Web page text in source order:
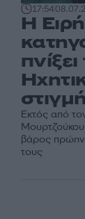
17:54
Η
Εκτός από
Μουρτζούκου
βάρος πρώην
τους